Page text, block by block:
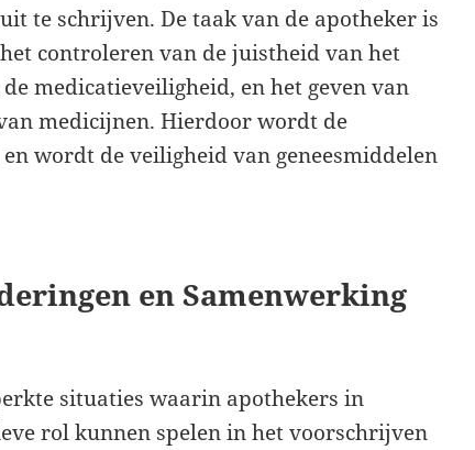
te schrijven. De taak van de apotheker is
controleren van de juistheid van het
medicatieveiligheid, en het geven van
medicijnen. Hierdoor wordt de
wordt de veiligheid van geneesmiddelen
en Samenwerking
situaties waarin apothekers in
rol kunnen spelen in het voorschrijven